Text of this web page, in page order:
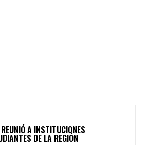
A INSTITUCIONES
DE LA REGIÓN